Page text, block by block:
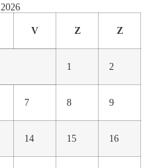
V Z Z
1 2
7 8 9
14 15 16